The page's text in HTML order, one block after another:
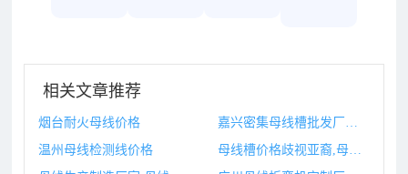
相关文章推荐
烟台耐火母线价格
温州母线检测线价格
母线槽价格歧视亚裔,母线槽价格是多少